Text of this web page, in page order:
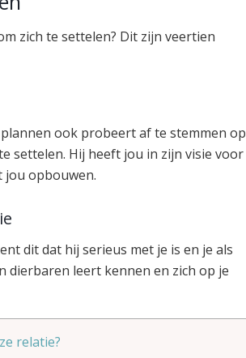
zich te settelen? Dit zijn veertien
ook probeert af te stemmen op
settelen. Hij heeft jou in zijn visie voor
jou opbouwen.
dit dat hij serieus met je is en je als
dierbaren leert kennen en zich op je
relatie?